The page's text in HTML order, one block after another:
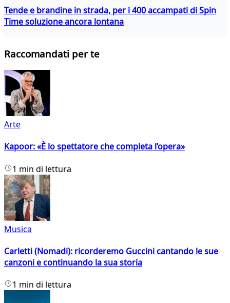
Tende e brandine in strada, per i 400 accampati di Spin
Time soluzione ancora lontana
Raccomandati per te
Arte
Kapoor: «È lo spettatore che completa l’opera»
1 min di lettura
Musica
Carletti (Nomadi): ricorderemo Guccini cantando le sue
canzoni e continuando la sua storia
1 min di lettura